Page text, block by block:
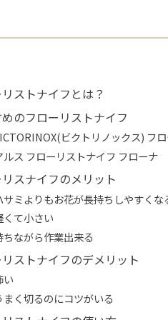
ストナイフとは？
のフローリストナイフ
ビクトリノックス) フ
ルス フローリストナイフ フローナ
スナイフのメリット
サミよりもお花が長持ちしやすくな
くて小さい
ちながら作業出来る
ストナイフのデメリット
い
まく切るのにコツがいる